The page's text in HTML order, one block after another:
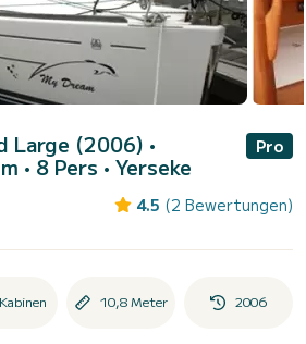
Large (2006) •
• 8 Pers • Yerseke
Pro
4.5 (2 Bewertungen)
10,8 Meter 2006